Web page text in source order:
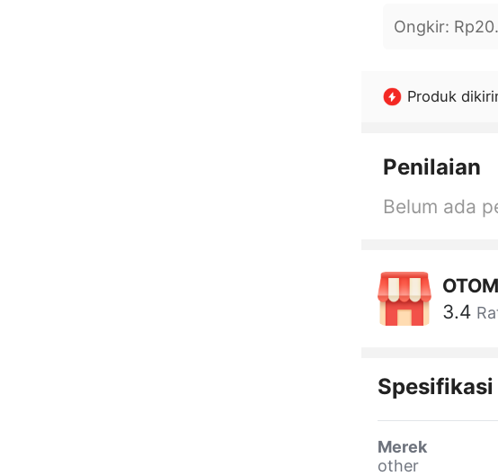
Ongkir:
Produk
Penilaian
Belum ada
3.4
Spesifikasi
Merek
other